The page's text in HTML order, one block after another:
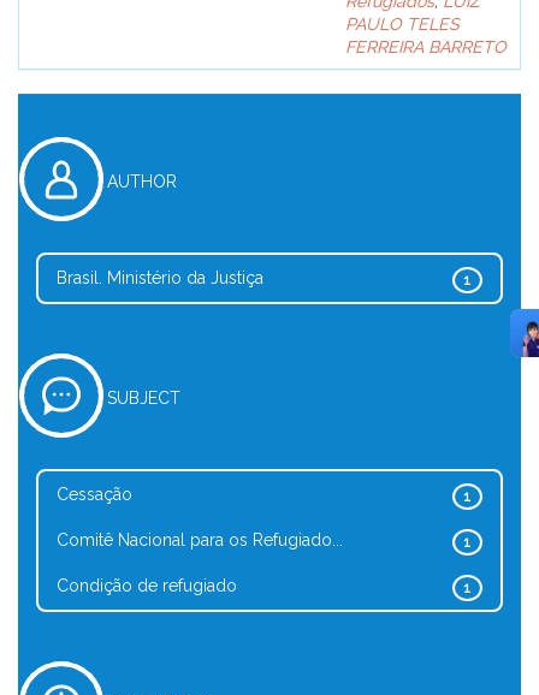
PAULO TELES
FERREIRA BARRETO
AUTHOR
1
Brasil. Ministério da Justiça
SUBJECT
1
Cessação
1
Comitê Nacional para os Refugiado...
1
Condição de refugiado